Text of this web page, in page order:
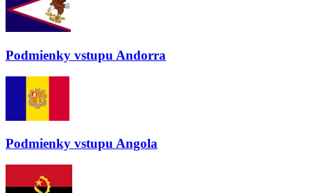
Podmienky vstupu Andorra
Podmienky vstupu Angola